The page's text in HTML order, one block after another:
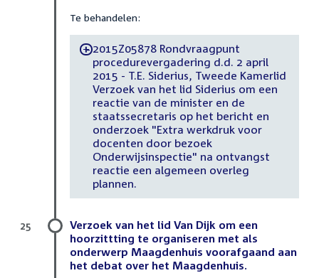
Te behandelen:
-2015Z05878 Rondvraagpunt
procedurevergadering d.d. 2 april
2015 - T.E. Siderius, Tweede Kamerlid
Verzoek van het lid Siderius om een
reactie van de minister en de
staatssecretaris op het bericht en
onderzoek "Extra werkdruk voor
docenten door bezoek
Onderwijsinspectie" na ontvangst
reactie een algemeen overleg
plannen.
Verzoek van het lid Van Dijk om een
hoorzittting te organiseren met als
onderwerp Maagdenhuis voorafgaand aan
het debat over het Maagdenhuis.
25